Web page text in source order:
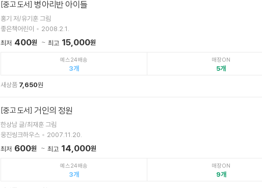
[중고 도서] 병아리반 아이들
홍기 저/유기훈 그림
좋은책어린이
2008.2.1.
최저 400원 최고 15,000원
예스24배송
3
매장ON
5
새상품 7,650원
[중고 도서] 거인의 정원
한상남 글/최재훈 그림
웅진씽크하우스
2007.11.20.
최저 600원 최고 14,000원
예스24배송
3
매장ON
9